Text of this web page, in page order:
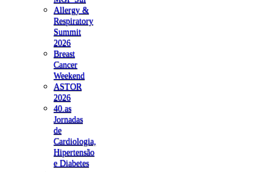
Allergy &
Respiratory
Summit
2026
Breast
Cancer
Weekend
ASTOR
2026
40.as
Jornadas
de
Cardiologia,
Hipertensão
e Diabetes